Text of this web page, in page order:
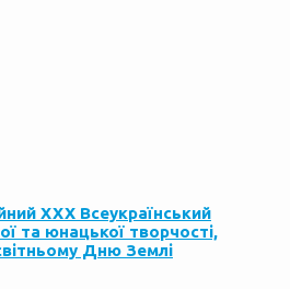
ХХХ Всеукраїнський
та юнацької творчості,
Дню Землі